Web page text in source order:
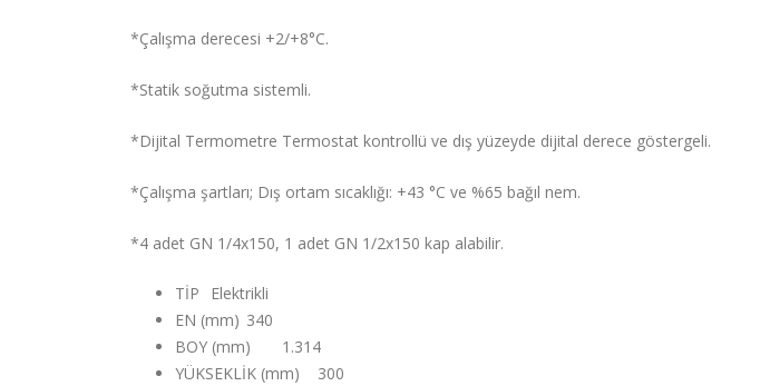
*Çalışma derecesi +2/+8°C.
*Statik soğutma sistemli.
*Dijital Termometre Termostat kontrollü ve dış yüzeyde dijital derece göstergeli.
*Çalışma şartları; Dış ortam sıcaklığı: +43 °C ve %65 bağıl nem.
*4 adet GN 1/4x150, 1 adet GN 1/2x150 kap alabilir.
TİP
Elektrikli
EN (mm) 340
BOY (mm)
1.314
YÜKSEKLİK (mm)
300